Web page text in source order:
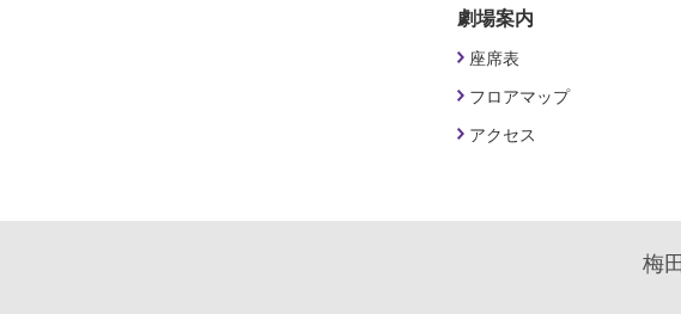
劇場案内
座席表
フロアマップ
アクセス
梅